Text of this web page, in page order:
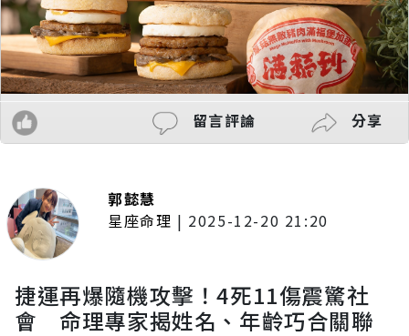
留言評論 分享
郭懿慧
星座命理 | 2025-12-20 21:20
捷運再爆隨機攻擊！4死11傷震驚社
會 命理專家揭姓名、年齡巧合關聯